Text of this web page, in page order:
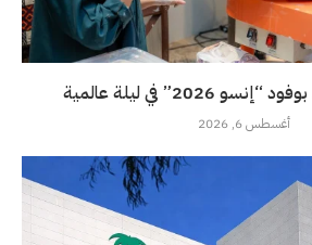
في ليلة عالمية
أغسطس 6, 2026